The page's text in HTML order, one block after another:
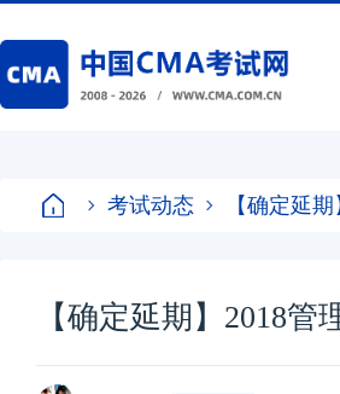
考试动态 【确定延
【确定延期】2018